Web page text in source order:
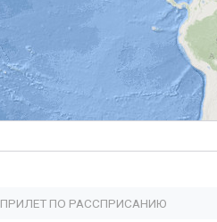
ПРИЛЕТ ПО РАССПРИСАНИЮ